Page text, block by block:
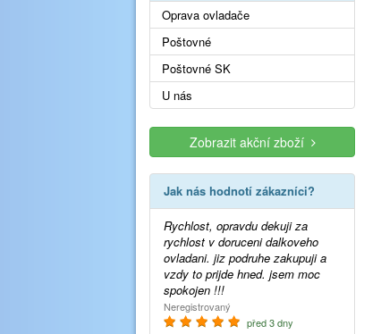
Oprava ovladače
Poštovné
Poštovné SK
U nás
Zobrazit akční zboží
Jak nás hodnotí zákazníci?
Rychlost, opravdu dekuji za
rychlost v doruceni dalkoveho
ovladani. jiz podruhe zakupuji a
vzdy to prijde hned. jsem moc
spokojen !!!
Neregistrovaný
před 3 dny